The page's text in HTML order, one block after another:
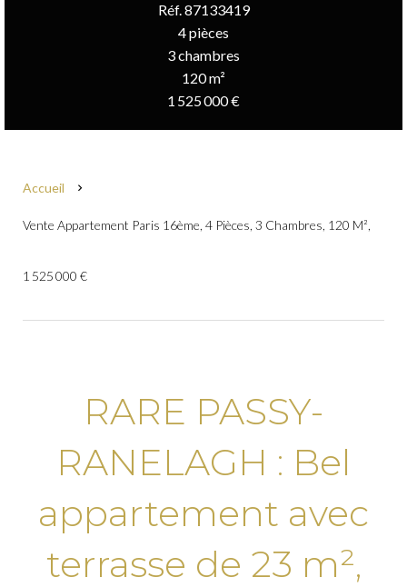
Réf. 87133419
4 pièces
3 chambres
120 m²
1 525 000 €
Accueil
Vente Appartement Paris 16ème, 4 Pièces, 3 Chambres, 120 M²,
1 525 000 €
RARE PASSY-
RANELAGH : Bel
appartement avec
terrasse de 23 m²,